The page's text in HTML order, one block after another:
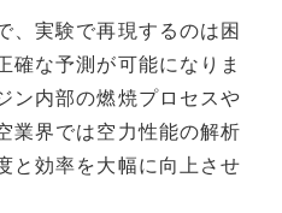
、実験で再現するのは困
確な予測が可能になりま
ン内部の燃焼プロセスや
業界では空力性能の解析
と効率を大幅に向上させ